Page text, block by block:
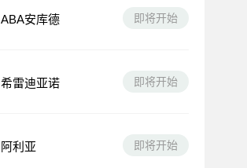
ABA安库德 即将开始
希雷迪亚诺 即将开始
阿利亚 即将开始